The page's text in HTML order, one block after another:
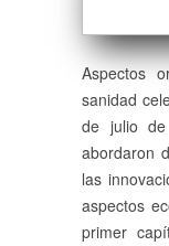
Aspectos
sanidad
de julio
abordaron
las
aspectos
primer